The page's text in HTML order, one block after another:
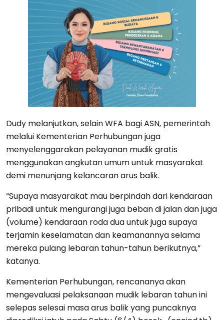
Dudy melanjutkan, selain WFA bagi ASN, pemerintah
melalui Kementerian Perhubungan juga
menyelenggarakan pelayanan mudik gratis
menggunakan angkutan umum untuk masyarakat
demi menunjang kelancaran arus balik.
“Supaya masyarakat mau berpindah dari kendaraan
pribadi untuk mengurangi juga beban di jalan dan juga
(volume) kendaraan roda dua untuk juga supaya
terjamin keselamatan dan keamanannya selama
mereka pulang lebaran tahun-tahun berikutnya,”
katanya.
Kementerian Perhubungan, rencananya akan
mengevaluasi pelaksanaan mudik lebaran tahun ini
selepas selesai masa arus balik yang puncaknya